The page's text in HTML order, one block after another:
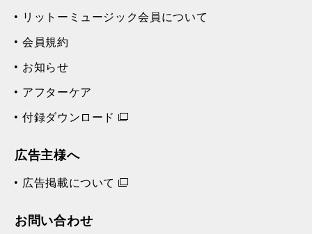
リットーミュージック会員について
会員規約
お知らせ
アフターケア
付録ダウンロード
広告主様へ
広告掲載について
お問い合わせ